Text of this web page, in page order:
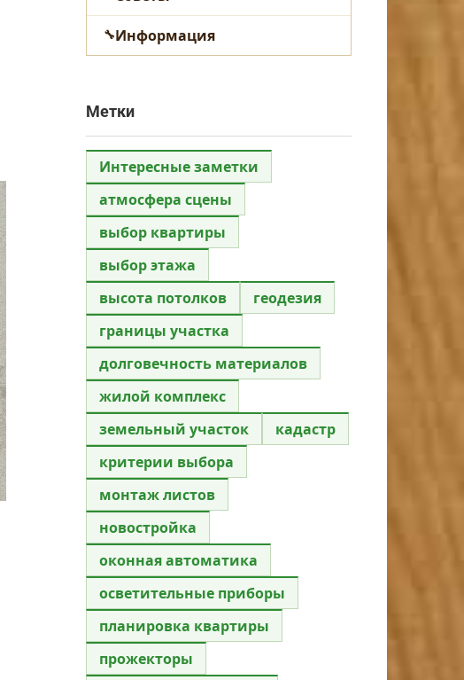
Информация
Метки
Интересные заметки
атмосфера сцены
выбор квартиры
выбор этажа
высота потолков
геодезия
границы участка
долговечность материалов
жилой комплекс
земельный участок
кадастр
критерии выбора
монтаж листов
новостройка
оконная автоматика
осветительные приборы
планировка квартиры
прожекторы